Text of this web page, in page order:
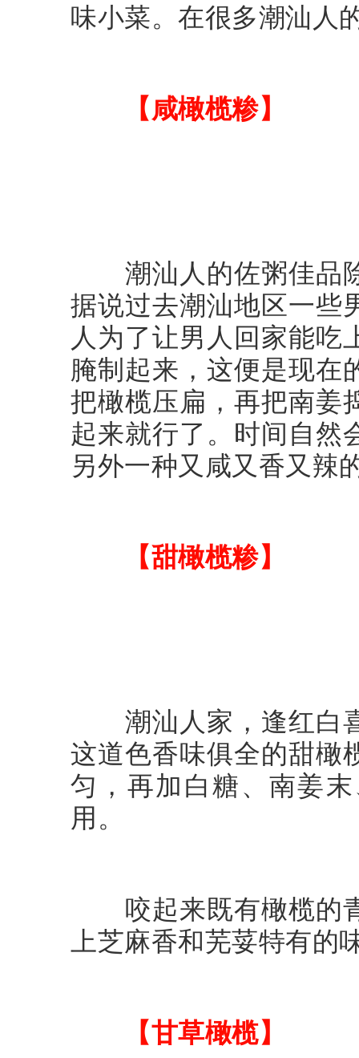
味小菜。在很多潮汕人
【咸橄榄糁】
潮汕人的佐粥佳品除
据说过去潮汕地区一些
人为了让男人回家能吃
腌制起来，这便是现在
把橄榄压扁，再把南姜
起来就行了。时间自然
另外一种又咸又香又辣
【甜橄榄糁】
潮汕人家，逢红白喜
这道色香味俱全的甜橄
匀，再加白糖、南姜
用。
咬起来既有橄榄的青
上芝麻香和芜荽特有
【甘草橄榄】